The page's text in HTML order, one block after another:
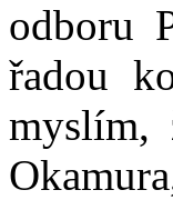
odboru
řadou
myslím,